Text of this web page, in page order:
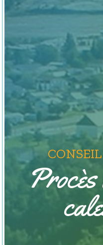
Procès